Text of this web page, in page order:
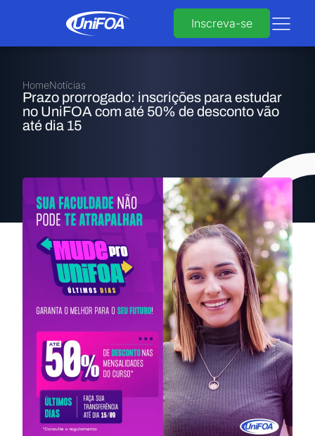
Inscreva-se
HomeNotícias
Prazo prorrogado: inscrições para estudar
no UniFOA com até 50% de desconto vão
até dia 15